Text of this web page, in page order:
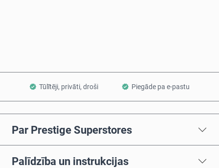
Tūlītēji, privāti, droši Piegāde pa e-pastu
Par Prestige Superstores
Palīdzība un instrukcijas